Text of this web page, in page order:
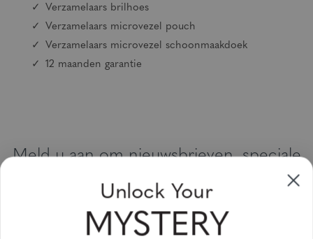
Verzamelaars brilhoes
Verzamelaars microvezel pouch
Verzamelaars microvezel schoonmaakdoek
12 maanden garantie
Meld u aan om nieuwsbrieven, speciale
aanbiedingen en kortingsbonnen te
ontvangen
Vul uw email adres in en schrijf u in!
Unlock Your
MYSTERY